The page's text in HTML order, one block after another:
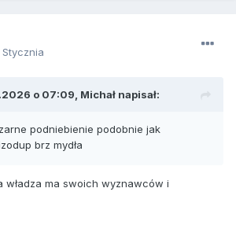
Stycznia
o 07:09, Michał napisał:
podniebienie podobnie jak
brz mydła
władza ma swoich wyznawców i